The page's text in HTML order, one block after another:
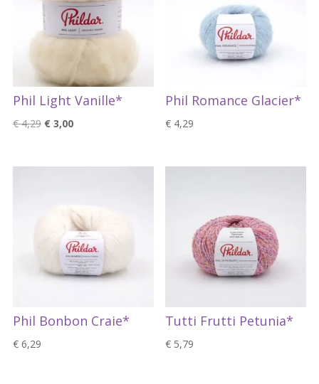
Phil Light Vanille*
€4,29 Oorspronkelijke
€3,00Huidige
Phil Romance Glacier*
€ 4,29
Phil Bonbon Craie*
€6,29
Tutti Frutti Petunia*
€ 5,79